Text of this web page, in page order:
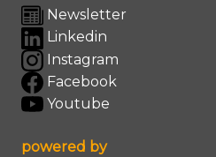
Newsletter
Linkedin
Instagram
Facebook
Youtube
powered by